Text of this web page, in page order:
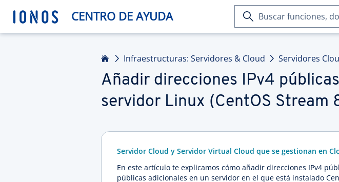
CENTRO DE AYUDA
Infraestructuras: Servidores & Cloud Servidores
Añadir direcciones IPv4
servidor Linux (CentOS Stream
Servidor Cloud y Servidor Virtual Cloud que se gestionan en
En este artículo te explicamos cómo añadir direcciones IPv4
públicas adicionales en un servidor en el que está instalado